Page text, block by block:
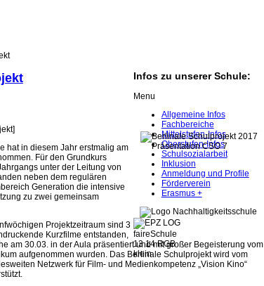
hat in diesem Jahr erstmalig am
Für den Grundkurs
unter der Leitung von
neben dem regulären
Generation die intensive
zu zwei gemeinsam
Projektzeitraum sind 3
Kurzfilme entstanden,
am 30.03. in der Aula präsentiert und mit großer Begeisterung vom
aufgenommen wurden. Das Berlinale Schulprojekt wird vom
Netzwerk für Film- und Medienkompetenz „Vision Kino“
Infos zu unserer Schule:
Menu
Allgemeine Infos
Fachbereiche
Mittelstufen-Infos
Oberstufen-Infos
Schulsozialarbeit
Inklusion
Anmeldung und Profile
Förderverein
Erasmus +